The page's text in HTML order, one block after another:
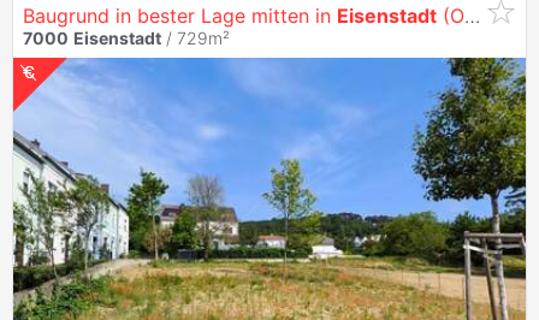
Baugrund in bester Lage mitten in Eisenstadt (Oberberg) - 729 qm (GST 3474/2, KG 30008) (Provisionsfrei)
7000 Eisenstadt / 729m²